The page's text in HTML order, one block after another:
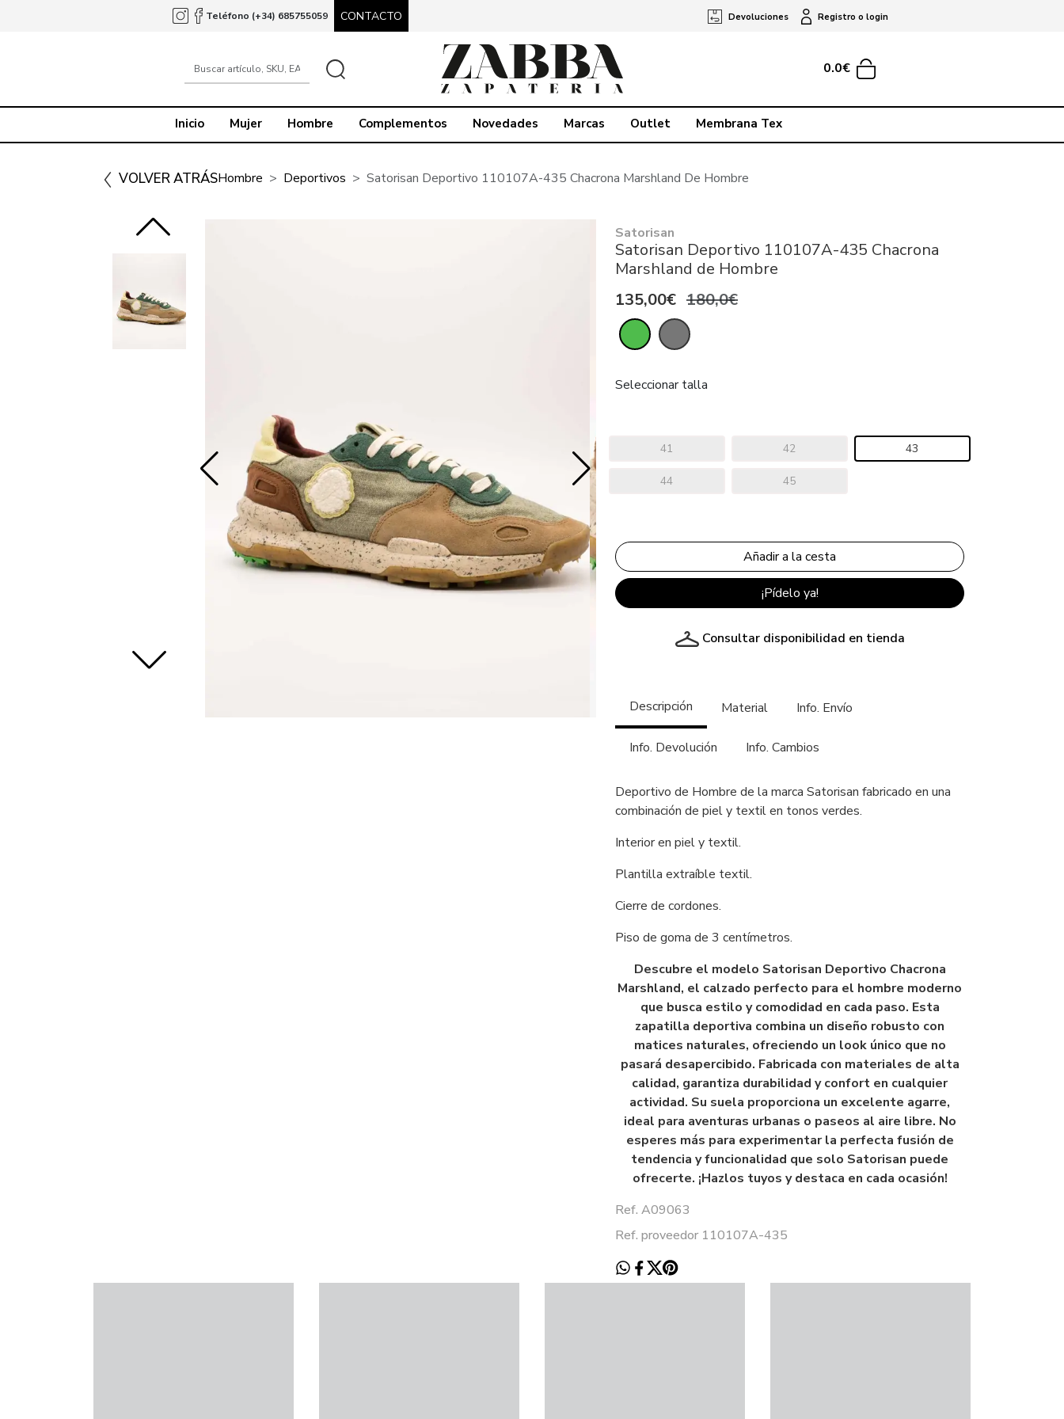
Teléfono (+34) 685755059 CONTACTO Devoluciones Registro o login
0.0€
Inicio Mujer Hombre Complementos Novedades Marcas Outlet Membrana Tex
VOLVER ATRÁSHombre Deportivos Satorisan Deportivo 110107A-435 Chacrona Marshland De Hombre
Satorisan
Satorisan Deportivo 110107A-435 Chacrona
Marshland de Hombre
135,00€ 180,0€
Seleccionar talla
41 42 43
44 45
¡Pídelo ya!
Consultar disponibilidad en tienda
Descripción Material Info. Envío
Info. Devolución Info. Cambios
Deportivo de Hombre de la marca Satorisan fabricado en una
combinación de piel y textil en tonos verdes.
Interior en piel y textil.
Plantilla extraíble textil.
Cierre de cordones.
Piso de goma de 3 centímetros.
Descubre el modelo Satorisan Deportivo Chacrona
Marshland, el calzado perfecto para el hombre moderno
que busca estilo y comodidad en cada paso. Esta
zapatilla deportiva combina un diseño robusto con
matices naturales, ofreciendo un look único que no
pasará desapercibido. Fabricada con materiales de alta
calidad, garantiza durabilidad y confort en cualquier
actividad. Su suela proporciona un excelente agarre,
ideal para aventuras urbanas o paseos al aire libre. No
esperes más para experimentar la perfecta fusión de
tendencia y funcionalidad que solo Satorisan puede
ofrecerte. ¡Hazlos tuyos y destaca en cada ocasión!
Ref. A09063
Ref. proveedor 110107A-435